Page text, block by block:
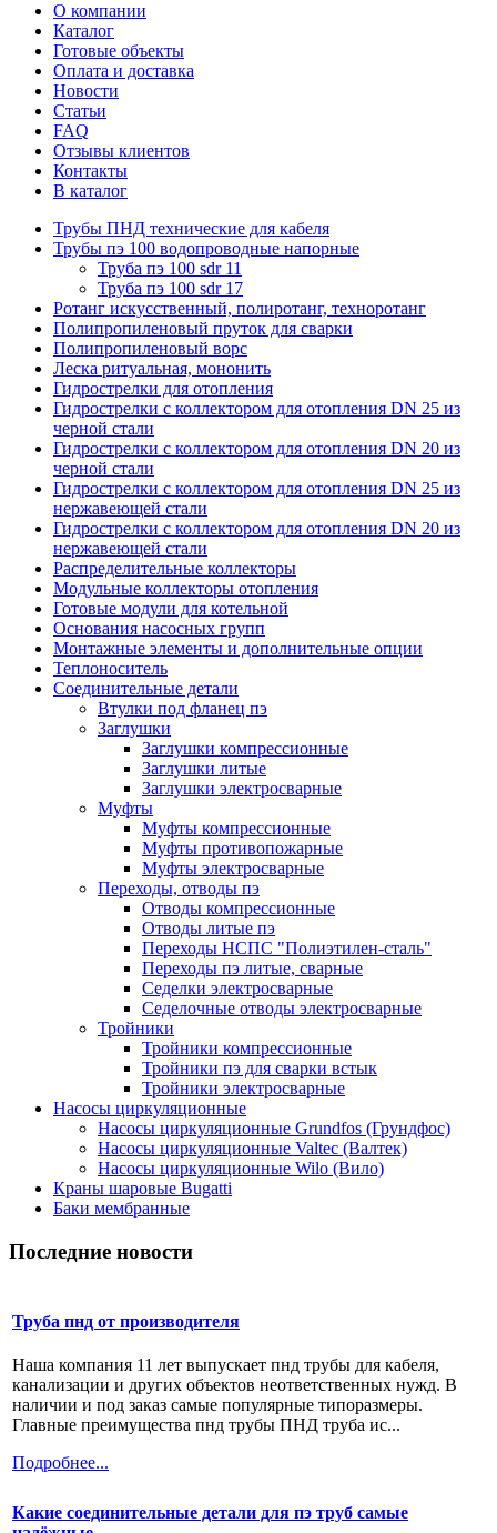
О компании
Каталог
Готовые объекты
Оплата и доставка
Новости
Статьи
FAQ
Отзывы клиентов
Контакты
В каталог
Трубы ПНД технические для кабеля
Трубы пэ 100 водопроводные напорные
Труба пэ 100 sdr 11
Труба пэ 100 sdr 17
Ротанг искусственный, полиротанг, техноротанг
Полипропиленовый пруток для сварки
Полипропиленовый ворс
Леска ритуальная, мононить
Гидрострелки для отопления
Гидрострелки с коллектором для отопления DN 25 из
черной стали
Гидрострелки с коллектором для отопления DN 20 из
черной стали
Гидрострелки с коллектором для отопления DN 25 из
нержавеющей стали
Гидрострелки с коллектором для отопления DN 20 из
нержавеющей стали
Распределительные коллекторы
Модульные коллекторы отопления
Готовые модули для котельной
Основания насосных групп
Монтажные элементы и дополнительные опции
Теплоноситель
Соединительные детали
Втулки под фланец пэ
Заглушки
Заглушки компрессионные
Заглушки литые
Заглушки электросварные
Муфты
Муфты компрессионные
Муфты противопожарные
Муфты электросварные
Переходы, отводы пэ
Отводы компрессионные
Отводы литые пэ
Переходы НСПС "Полиэтилен-сталь"
Переходы пэ литые, сварные
Седелки электросварные
Седелочные отводы электросварные
Тройники
Тройники компрессионные
Тройники пэ для сварки встык
Тройники электросварные
Насосы циркуляционные
Насосы циркуляционные Grundfos (Грундфос)
Насосы циркуляционные Valtec (Валтек)
Насосы циркуляционные Wilo (Вило)
Краны шаровые Bugatti
Баки мембранные
Последние новости
Труба пнд от производителя
Наша компания 11 лет выпускает пнд трубы для кабеля,
канализации и других объектов неответственных нужд. В
наличии и под заказ самые популярные типоразмеры.
Главные преимущества пнд трубы ПНД труба ис...
Подробнее...
Какие соединительные детали для пэ труб самые